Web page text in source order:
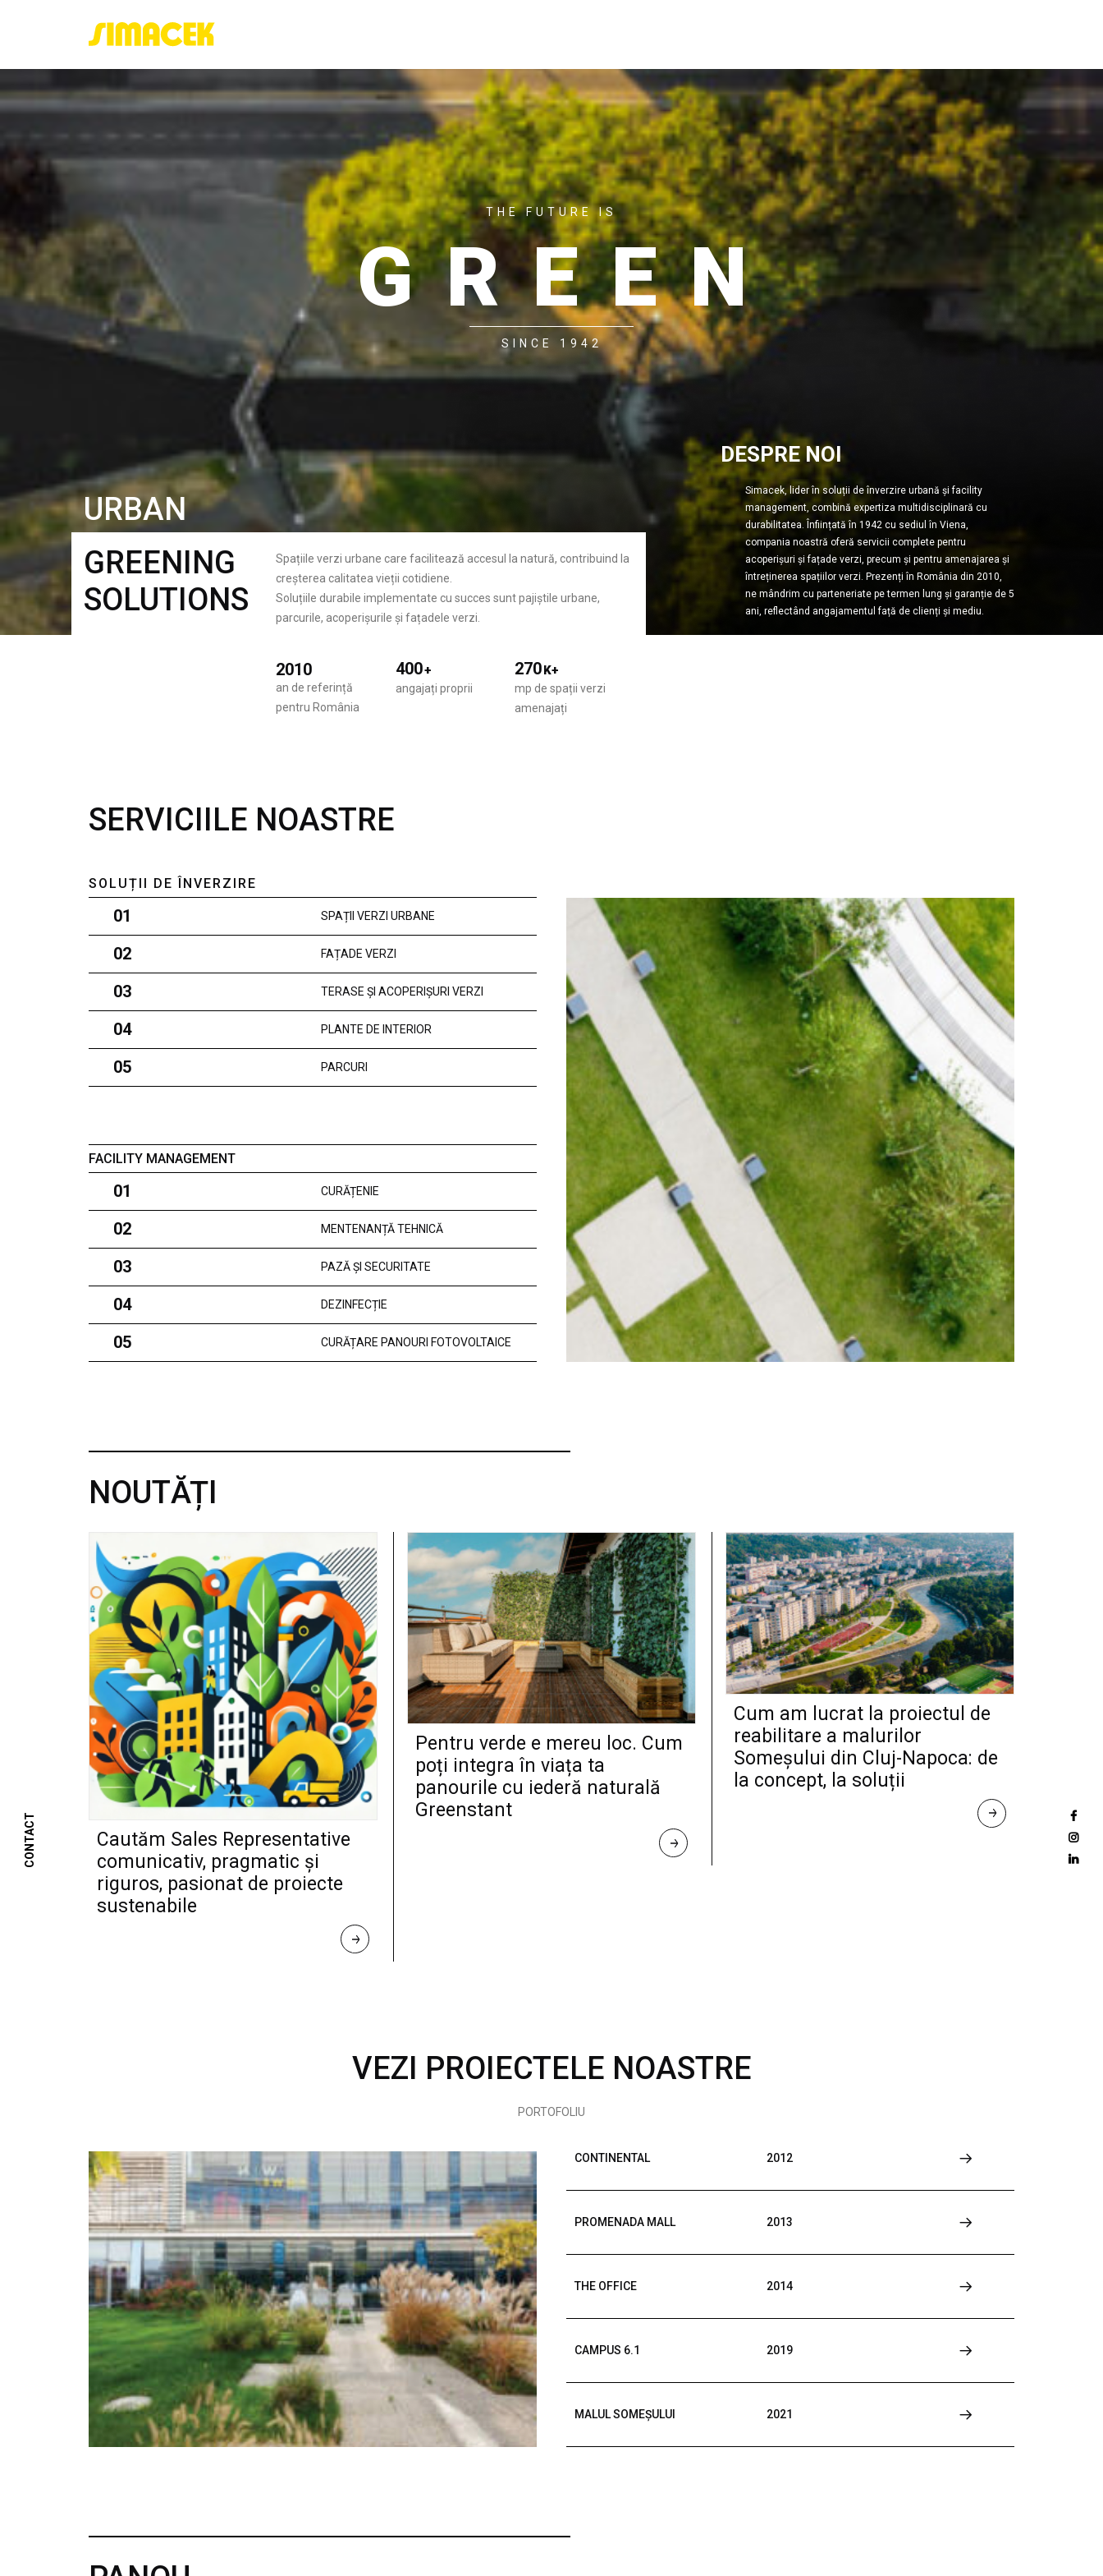
THE FUTURE IS
GREEN
SINCE 1942
DESPRE NOI
Simacek, lider în soluții de înverzire urbană și facility
management, combină expertiza multidisciplinară cu
durabilitatea. Înființată în 1942 cu sediul în Viena,
compania noastră oferă servicii complete pentru
acoperișuri și fațade verzi, precum și pentru amenajarea și
întreținerea spațiilor verzi. Prezenți în România din 2010,
ne mândrim cu parteneriate pe termen lung și garanție de 5
ani, reflectând angajamentul față de clienți și mediu.
URBAN
GREENING
SOLUTIONS
Spațiile verzi urbane care facilitează accesul la natură, contribuind la
creșterea calitatea vieții cotidiene.
Soluțiile durabile implementate cu succes sunt pajiștile urbane,
parcurile, acoperișurile și fațadele verzi.
2010
an de referință
pentru România
400+
angajați proprii
270K+
mp de spații verzi
amenajați
SERVICIILE NOASTRE
SOLUȚII DE ÎNVERZIRE
01 SPAȚII VERZI URBANE
02 FAȚADE VERZI
03 TERASE ȘI ACOPERIȘURI VERZI
04 PLANTE DE INTERIOR
05 PARCURI
FACILITY MANAGEMENT
01 CURĂȚENIE
02 MENTENANȚĂ TEHNICĂ
03 PAZĂ ȘI SECURITATE
04 DEZINFECȚIE
05 CURĂȚARE PANOURI FOTOVOLTAICE
NOUTĂȚI
Cautăm Sales Representative
comunicativ, pragmatic și
riguros, pasionat de proiecte
sustenabile
R
E
Pentru verde e mereu loc. Cum
poți integra în viața ta
panourile cu iederă naturală
Greenstant
R
E
Cum am lucrat la proiectul de
reabilitare a malurilor
Someșului din Cluj-Napoca: de
la concept, la soluții
R
VEZI PROIECTELE NOASTRE
PORTOFOLIU
CONTINENTAL 2012
PROMENADA MALL 2013
THE OFFICE 2014
CAMPUS 6.1 2019
MALUL SOMEȘULUI 2021
CONTACT